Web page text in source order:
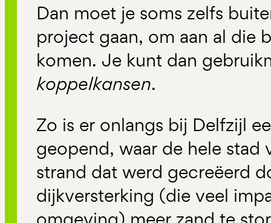
Dan moet je soms zelfs
project gaan, om aan al die
komen. Je kunt dan
koppelkansen.
Zo is er onlangs bij Delfzijl
geopend, waar de hele stad
strand dat werd gecreëerd
dijkversterking (die veel